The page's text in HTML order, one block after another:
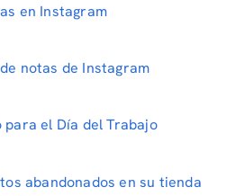
en Instagram
notas de Instagram
para el Día del Trabajo
abandonados en su tienda